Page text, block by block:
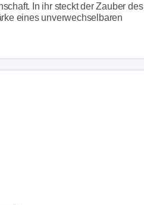
In ihr steckt der Zauber des
eines unverwechselbaren